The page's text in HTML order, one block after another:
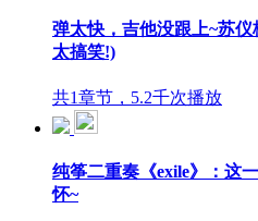
弹太快，吉他没跟上~苏
太搞笑!)
共1章节，5.2千次播放
纯筝二重奏《exile》：这
怀~